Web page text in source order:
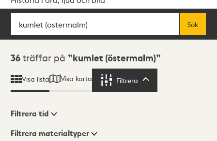
Sök
Sök
Sökresultat
36 träffar på kumlet (östermalm)
Visa lista Visa karta Filtrera
Visningsläge
Filtrera tid
Filtrera materialtyper